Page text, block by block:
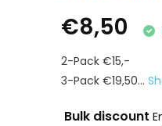
€8,50
2-Pack €15,-
3-Pack €19,50...
Bulk discount